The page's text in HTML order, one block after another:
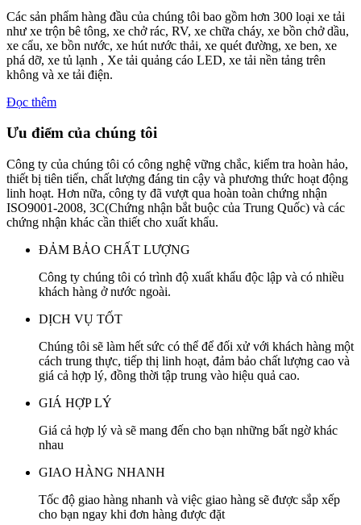
Các sản phẩm hàng đầu của chúng tôi bao gồm hơn 300 loại xe tải
như xe trộn bê tông, xe chở rác, RV, xe chữa cháy, xe bồn chở dầu,
xe cẩu, xe bồn nước, xe hút nước thải, xe quét đường, xe ben, xe
phá dỡ, xe tủ lạnh , Xe tải quảng cáo LED, xe tải nền tảng trên
không và xe tải điện.
Đọc thêm
Ưu điểm của chúng tôi
Công ty của chúng tôi có công nghệ vững chắc, kiểm tra hoàn hảo,
thiết bị tiên tiến, chất lượng đáng tin cậy và phương thức hoạt động
linh hoạt. Hơn nữa, công ty đã vượt qua hoàn toàn chứng nhận
ISO9001-2008, 3C(Chứng nhận bắt buộc của Trung Quốc) và các
chứng nhận khác cần thiết cho xuất khẩu.
ĐẢM BẢO CHẤT LƯỢNG
Công ty chúng tôi có trình độ xuất khẩu độc lập và có nhiều
khách hàng ở nước ngoài.
DỊCH VỤ TỐT
Chúng tôi sẽ làm hết sức có thể để đối xử với khách hàng một
cách trung thực, tiếp thị linh hoạt, đảm bảo chất lượng cao và
giá cả hợp lý, đồng thời tập trung vào hiệu quả cao.
GIÁ HỢP LÝ
Giá cả hợp lý và sẽ mang đến cho bạn những bất ngờ khác
nhau
GIAO HÀNG NHANH
Tốc độ giao hàng nhanh và việc giao hàng sẽ được sắp xếp
cho bạn ngay khi đơn hàng được đặt